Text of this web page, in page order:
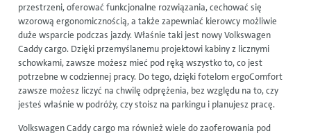
przestrzeni, oferować funkcjonalne rozwiązania, cechować się
wzorową ergonomicznością, a także zapewniać kierowcy możliwie
duże wsparcie podczas jazdy. Właśnie taki jest nowy Volkswagen
Caddy cargo. Dzięki przemyślanemu projektowi kabiny z licznymi
schowkami, zawsze możesz mieć pod ręką wszystko to, co jest
potrzebne w codziennej pracy. Do tego, dzięki fotelom ergoComfort
zawsze możesz liczyć na chwilę odprężenia, bez względu na to, czy
jesteś właśnie w podróży, czy stoisz na parkingu i planujesz pracę.
Volkswagen Caddy cargo ma również wiele do zaoferowania pod